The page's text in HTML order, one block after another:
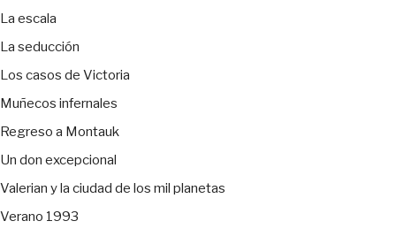
La escala
La seducción
Los casos de Victoria
Muñecos infernales
Regreso a Montauk
Un don excepcional
Valerian y la ciudad de los mil planetas
Verano 1993